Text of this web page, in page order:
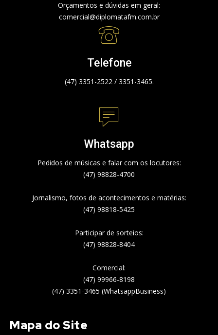
Orçamentos e dúvidas em geral:
comercial@diplomatafm.com.br
Telefone
(47) 3351-2522 / 3351-3465.
Whatsapp
Pedidos de músicas e falar com os locutores:
(47) 98828-4700
Jornalismo, fotos de acontecimentos e matérias:
(47) 98818-5425
Participar de sorteios:
(47) 98828-8404
Comercial:
(47) 99966-8198
(47) 3351-3465 (WhatsappBusiness)
Mapa do Site